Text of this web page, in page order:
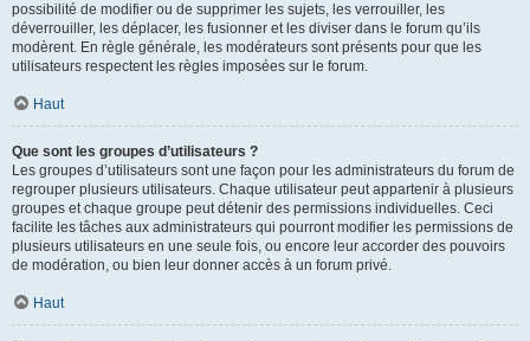
possibilité de modifier ou de supprimer les sujets, les verrouiller, les
déverrouiller, les déplacer, les fusionner et les diviser dans le forum qu’ils
modèrent. En règle générale, les modérateurs sont présents pour que les
utilisateurs respectent les règles imposées sur le forum.
Haut
Que sont les groupes d’utilisateurs ?
Les groupes d’utilisateurs sont une façon pour les administrateurs du forum de
regrouper plusieurs utilisateurs. Chaque utilisateur peut appartenir à plusieurs
groupes et chaque groupe peut détenir des permissions individuelles. Ceci
facilite les tâches aux administrateurs qui pourront modifier les permissions de
plusieurs utilisateurs en une seule fois, ou encore leur accorder des pouvoirs
de modération, ou bien leur donner accès à un forum privé.
Haut